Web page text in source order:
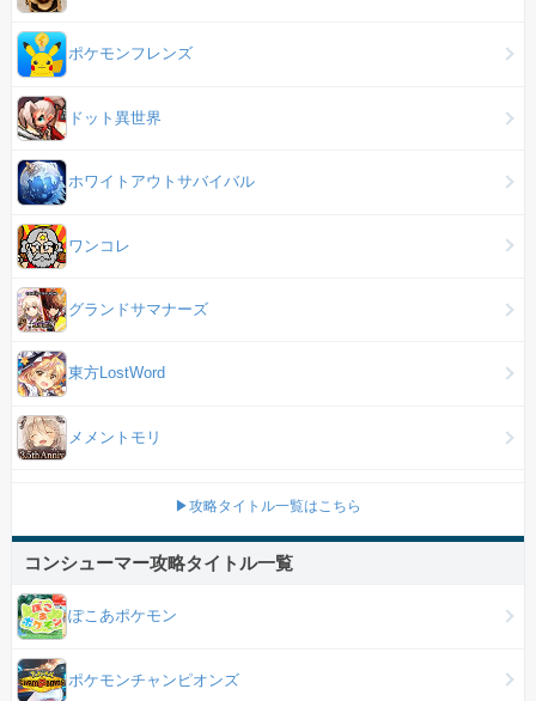
ポケモンフレンズ
ドット異世界
ホワイトアウトサバイバル
ワンコレ
グランドサマナーズ
東方LostWord
メメントモリ
▶攻略タイトル一覧はこちら
コンシューマー攻略タイトル一覧
ぽこあポケモン
ポケモンチャンピオンズ